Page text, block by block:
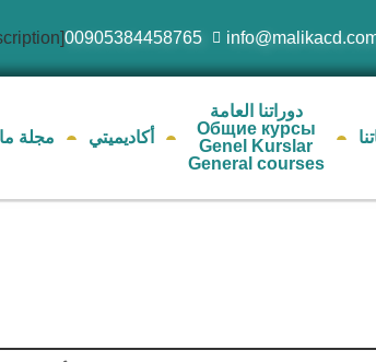
[blogdescription]00905384458765
دوراتنا العامة
Общие курсы
Genel Kurslar
General courses
أكاديميتي مجلة